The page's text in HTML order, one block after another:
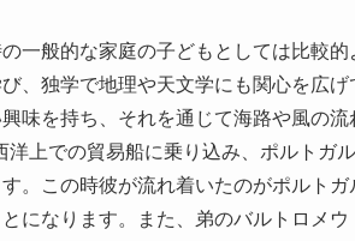
一般的な家庭の子どもとしては比較
、独学で地理や天文学にも関心を広
味を持ち、それを通じて海路や風の流
上での貿易船に乗り込み、ポルトガ
。この時彼が流れ着いたのがポルト
になります。また、弟のバルトロメ